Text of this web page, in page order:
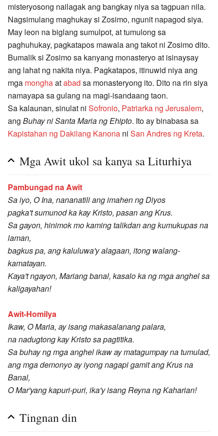
misteryosong nailagak ang bangkay niya sa tagpuan nila.
Nagsimulang maghukay si Zosimo, ngunit napagod siya.
May leon na biglang sumulpot, at tumulong sa
paghuhukay, pagkatapos mawala ang takot ni Zosimo dito.
Bumalik si Zosimo sa kanyang monasteryo at isinaysay
ang lahat ng nakita niya. Pagkatapos, itinuwid niya ang
mga monghaatabad sa monasteryong ito. Dito na rin siya
namayapa sa gulang na magi-isandaang taon.
Sa kalaunan, sinulat ni Sofronio, Patriarka ng Jerusalem,
ang Buhay ni Santa Maria ng Ehipto. Ito ay binabasa sa
Kapistahan ng Dakilang Kanona ni San Andres ng Kreta.
Mga Awit ukol sa kanya sa Liturhiya
Pambungad na Awit
Sa iyo, O Ina, nananatili ang imahen ng Diyos
pagka't sumunod ka kay Kristo, pasan ang Krus.
Sa gayon, hinimok mo kaming talikdan ang kumukupas na
laman,
bagkus pa, ang kaluluwa'y alagaan, itong walang-
kamatayan.
Kaya't ngayon, Mariang banal, kasalo ka ng mga anghel sa
kaligayahan!
Awit-Homilya
Ikaw, O Maria, ay isang makasalanang palara,
na nadugtong kay Kristo sa pagtitika.
Sa buhay ng mga anghel ikaw ay matagumpay na tumulad,
ang mga demonyo ay iyong nagapi gamit ang Krus na
Banal,
O Mar'yang kapuri-puri, ika'y isang Reyna ng Kaharian!
Tingnan din